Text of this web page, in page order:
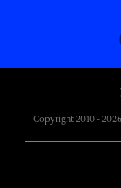
Copyright 2010 -